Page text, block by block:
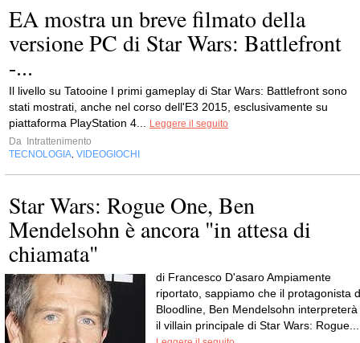
EA mostra un breve filmato della
versione PC di Star Wars: Battlefront
-...
Il livello su Tatooine I primi gameplay di Star Wars: Battlefront sono
stati mostrati, anche nel corso dell'E3 2015, esclusivamente su
piattaforma PlayStation 4...
Leggere il seguito
Da Intrattenimento
TECNOLOGIA VIDEOGIOCHI
Star Wars: Rogue One, Ben
Mendelsohn è ancora "in attesa di
chiamata"
di Francesco D'asaro Ampiamente
riportato, sappiamo che il protagonista
Bloodline, Ben Mendelsohn interpreterà
il villain principale di Star Wars: Rogue...